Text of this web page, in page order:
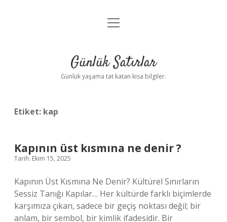
Anasayfa
Yasal Uyarı
menüyü
Günlük Satırlar
Günlük yaşama tat katan kısa bilgiler.
Etiket: kap
Kapının üst kısmına ne denir ?
Tarih: Ekim 15, 2025
Kapının Üst Kısmına Ne Denir? Kültürel Sınırların
Sessiz Tanığı Kapılar… Her kültürde farklı biçimlerde
karşımıza çıkan, sadece bir geçiş noktası değil; bir
anlam, bir sembol, bir kimlik ifadesidir. Bir